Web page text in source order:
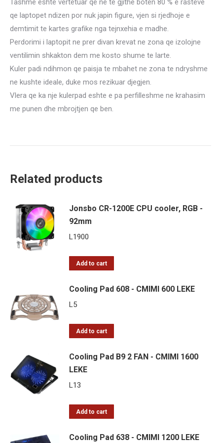
Notebook
Cooler,
Blue
Light,
CMIMI
1800
LEKE
quantity
qe laptopet ndizen por nuk japin figure, vjen si rjedhoje e
demtimit te kartes grafike nga tejnxehia e madhe.
Perdorimi i laptopit ne prer divan krevat ne zona qe izolojne
ventilimin shkakton dem me kosto shume te larte.
Kuler padi ndihmon qe paisja te mbahet ne zona te ndryshme
ne kushte ideale, duke mos rezikuar djegjen.
Vlera qe ka nje kulerpad eshte e pa perfilleshme ne krahasim
me punen dhe mbrojtjen qe ben.
Related products
Jonsbo CR-1200E CPU cooler, RGB -
92mm
L 1900
Add to cart
Cooling Pad 608 - CMIMI 600 LEKE
L 5
Add to cart
Cooling Pad B9 2 FAN - CMIMI 1600
LEKE
L 13
Add to cart
Cooling Pad 638 - CMIMI 1200 LEKE